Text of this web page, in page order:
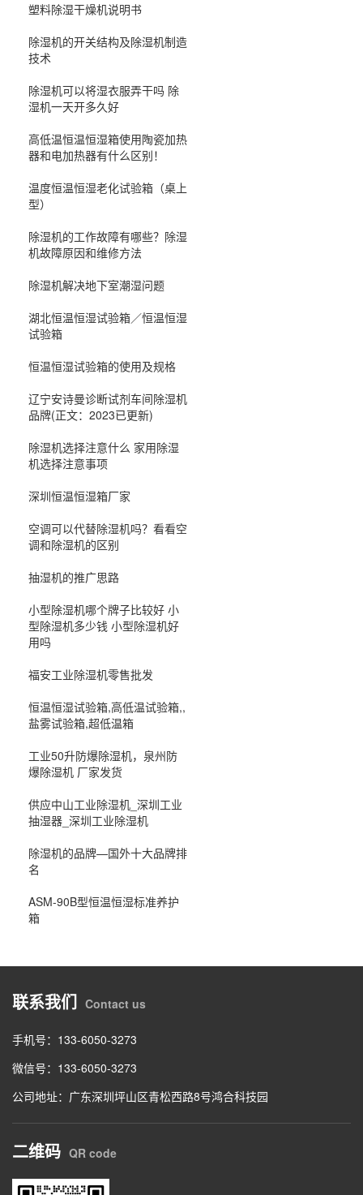
塑料除湿干燥机说明书
除湿机的开关结构及除湿机制造
技术
除湿机可以将湿衣服弄干吗 除
湿机一天开多久好
高低温恒温恒湿箱使用陶瓷加热
器和电加热器有什么区别！
温度恒温恒湿老化试验箱（桌上
型）
除湿机的工作故障有哪些？除湿
机故障原因和维修方法
除湿机解决地下室潮湿问题
湖北恒温恒湿试验箱／恒温恒湿
试验箱
恒温恒湿试验箱的使用及规格
辽宁安诗曼诊断试剂车间除湿机
品牌(正文：2023已更新)
除湿机选择注意什么 家用除湿
机选择注意事项
深圳恒温恒湿箱厂家
空调可以代替除湿机吗？看看空
调和除湿机的区别
抽湿机的推广思路
小型除湿机哪个牌子比较好 小
型除湿机多少钱 小型除湿机好
用吗
福安工业除湿机零售批发
恒温恒湿试验箱,高低温试验箱,,
盐雾试验箱,超低温箱
工业50升防爆除湿机，泉州防
爆除湿机 厂家发货
供应中山工业除湿机_深圳工业
抽湿器_深圳工业除湿机
除湿机的品牌—国外十大品牌排
名
ASM-90B型恒温恒湿标准养护
箱
联系我们 Contact us
手机号：133-6050-3273
微信号：133-6050-3273
公司地址：广东深圳坪山区青松西路8号鸿合科技园
二维码 QR code